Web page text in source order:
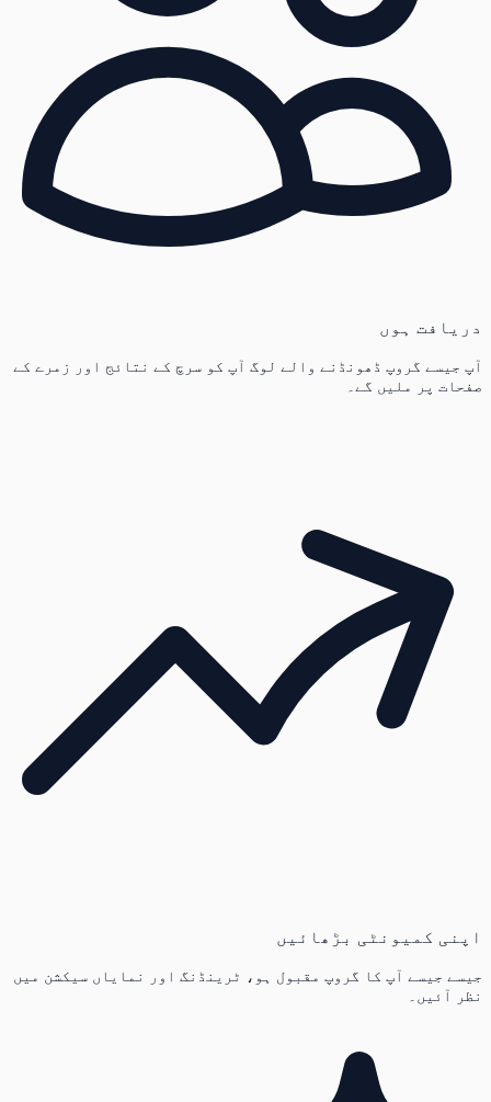
دریافت ہوں
آپ جیسے گروپ ڈھونڈنے والے لوگ آپ کو سرچ کے نتائج اور زمرے کے
صفحات پر ملیں گے۔
اپنی کمیونٹی بڑھائیں
جیسے جیسے آپ کا گروپ مقبول ہو، ٹرینڈنگ اور نمایاں سیکشن میں
نظر آئیں۔